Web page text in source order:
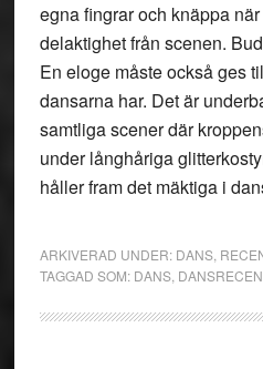
egna fingrar och knäppa
delaktighet från scenen.
En eloge måste också ges
dansarna har. Det är
samtliga scener där
under långhåriga
håller fram det mäktiga i
ARKIVERAD UNDER: DANS,
TAGGAD SOM: DANS,